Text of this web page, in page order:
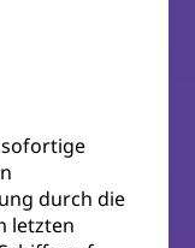
durch die
letzten